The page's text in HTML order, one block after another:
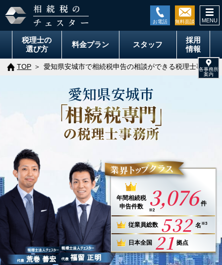
税理士の
選び方
料金プラン スタッフ
採用
情報
TOP 愛知県安城市で相続税申告の相談ができる税理士事務所
愛知県安城市
年間相続税
申告件数
3,076 件
※2
従業員総数 532 名 ※3
日本全国 21 拠点